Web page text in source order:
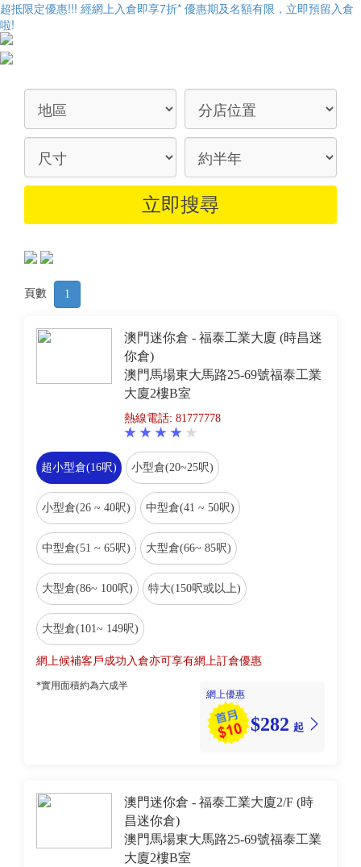
超抵限定優惠!!! 經網上入倉即享7折* 優惠期及名額有限，立即預留入倉
啦!
頁數 1
澳門迷你倉 - 福泰工業大廈 (時昌迷
你倉)
澳門馬場東大馬路25-69號福泰工業
大廈2樓B室
熱線電話: 81777778
超小型倉(16呎) 小型倉(20~25呎)
小型倉(26 ~ 40呎) 中型倉(41 ~ 50呎)
中型倉(51 ~ 65呎) 大型倉(66~ 85呎)
大型倉(86~ 100呎) 特大(150呎或以上)
大型倉(101~ 149呎)
網上候補客戶成功入倉亦可享有網上訂倉優惠
*實用面積約為六成半
網上優惠
$282 起
澳門迷你倉 - 福泰工業大廈2/F (時
昌迷你倉)
澳門馬場東大馬路25-69號福泰工業
大廈2樓B室